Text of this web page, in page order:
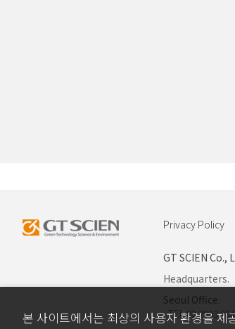
Privacy Policy
GT SCIEN Co.,
Headquarters.
Seoul Office.
본 사이트에서는 최상의 사용자 환경을 제